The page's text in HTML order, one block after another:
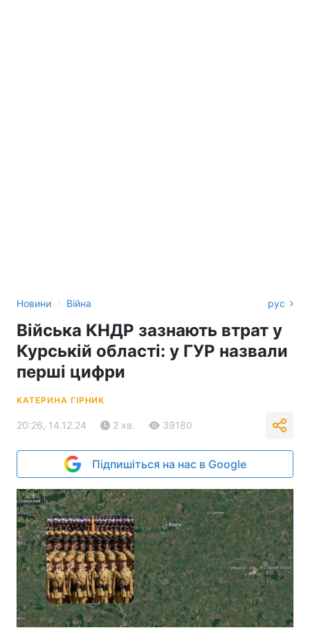
Новини › Війна рус
Війська КНДР зазнають втрат у
Курській області: у ГУР назвали
перші цифри
КАТЕРИНА ГІРНИК
20:26, 14.12.24 2 хв. 39180
Підпишіться на нас в Google